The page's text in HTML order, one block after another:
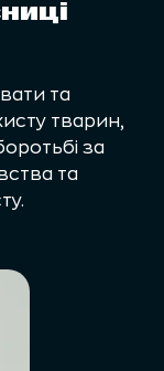
та
тварин,
за
та